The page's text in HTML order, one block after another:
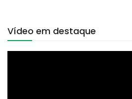
Vídeo em destaque